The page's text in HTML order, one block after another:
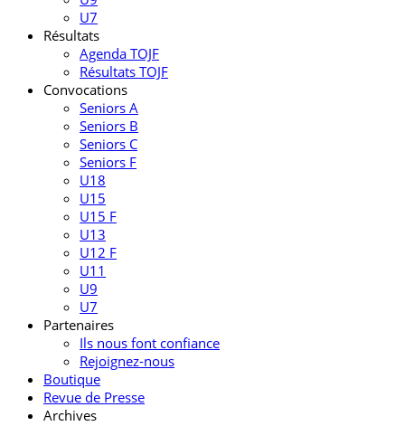
U7
Résultats
Agenda TOJF
Résultats TOJF
Convocations
Seniors A
Seniors B
Seniors C
Seniors F
U18
U15
U15 F
U13
U12 F
U11
U9
U7
Partenaires
Ils nous font confiance
Rejoignez-nous
Boutique
Revue de Presse
Archives